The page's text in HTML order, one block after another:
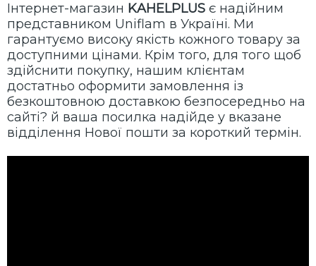
Інтернет-магазин KAHELPLUS є надійним
представником Uniflam в Україні. Ми
гарантуємо високу якість кожного товару за
доступними цінами. Крім того, для того щоб
здійснити покупку, нашим клієнтам
достатньо оформити замовлення із
безкоштовною доставкою безпосередньо на
сайті? й ваша посилка надійде у вказане
відділення Нової пошти за короткий термін.